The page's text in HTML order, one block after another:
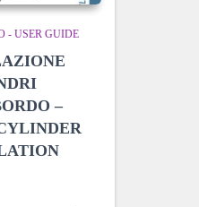
- USER GUIDE
–